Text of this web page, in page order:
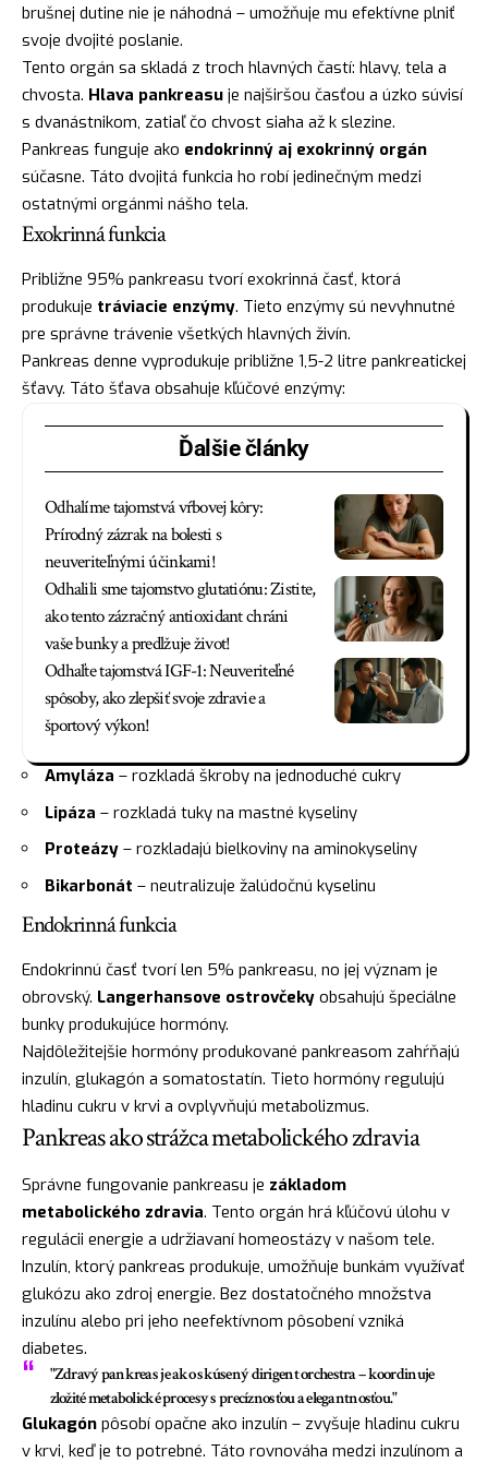
brušnej dutine nie je náhodná – umožňuje mu efektívne plniť
svoje dvojité poslanie.
Tento orgán sa skladá z troch hlavných častí: hlavy, tela a
chvosta. Hlava pankreasu je najširšou časťou a úzko súvisí
s dvanástnikom, zatiaľ čo chvost siaha až k slezine.
Pankreas funguje ako endokrinný aj exokrinný orgán
súčasne. Táto dvojitá funkcia ho robí jedinečným medzi
ostatnými orgánmi nášho tela.
Exokrinná funkcia
Približne 95% pankreasu tvorí exokrinná časť, ktorá
produkuje tráviacie enzýmy. Tieto enzýmy sú nevyhnutné
pre správne trávenie všetkých hlavných živín.
Pankreas denne vyprodukuje približne 1,5-2 litre pankreatickej
šťavy. Táto šťava obsahuje kľúčové enzýmy:
Ďalšie články
Odhalíme tajomstvá vŕbovej kôry:
Prírodný zázrak na bolesti s
neuveriteľnými účinkami!
Odhalili sme tajomstvo glutatiónu: Zistite,
ako tento zázračný antioxidant chráni
vaše bunky a predlžuje život!
Odhaľte tajomstvá IGF-1: Neuveriteľné
spôsoby, ako zlepšiť svoje zdravie a
športový výkon!
Amyláza – rozkladá škroby na jednoduché cukry
Lipáza – rozkladá tuky na mastné kyseliny
Proteázy – rozkladajú bielkoviny na aminokyseliny
Bikarbonát – neutralizuje žalúdočnú kyselinu
Endokrinná funkcia
Endokrinnú časť tvorí len 5% pankreasu, no jej význam je
obrovský. Langerhansove ostrovčeky obsahujú špeciálne
bunky produkujúce hormóny.
Najdôležitejšie hormóny produkované pankreasom zahŕňajú
inzulín, glukagón a somatostatín. Tieto hormóny regulujú
hladinu cukru v krvi a ovplyvňujú metabolizmus.
Pankreas ako strážca metabolického zdravia
Správne fungovanie pankreasu je základom
metabolického zdravia. Tento orgán hrá kľúčovú úlohu v
regulácii energie a udržiavaní homeostázy v našom tele.
Inzulín, ktorý pankreas produkuje, umožňuje bunkám využívať
glukózu ako zdroj energie. Bez dostatočného množstva
inzulínu alebo pri jeho neefektívnom pôsobení vzniká
diabetes.
"Zdravý pankreas je ako skúsený dirigent orchestra – koordinuje
zložité metabolické procesy s precíznosťou a elegantnosťou."
Glukagón pôsobí opačne ako inzulín – zvyšuje hladinu cukru
v krvi, keď je to potrebné. Táto rovnováha medzi inzulínom a